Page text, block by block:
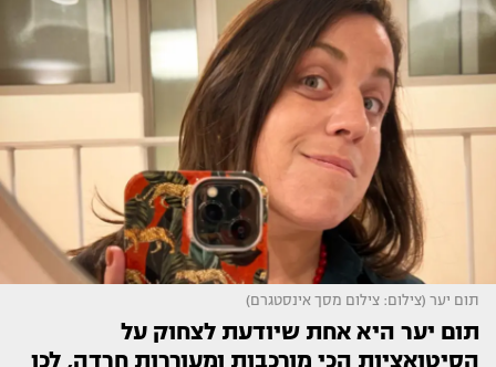
תום יער (צילום: צילום מסך אינסטגרם)
תום יער היא אחת שיודעת לצחוק על
הסיטואציות הכי מורכבות ומעוררות חרדה, לכן